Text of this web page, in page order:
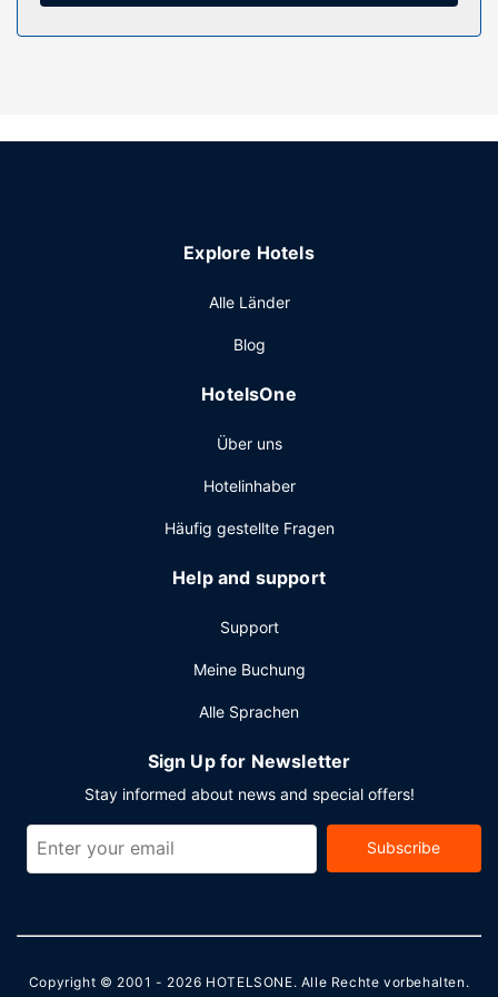
Ausstattung der Anlage
du an der Bar/Lounge stillen. Gegen Gebühr wird täglich
Check-out und kostenlose Zeitungen in der Lobby. Vor Ort
Explore Hotels
Alle Länder
Blog
HotelsOne
Über uns
Hotelinhaber
Häufig gestellte Fragen
Help and support
Support
Meine Buchung
Alle Sprachen
Sign Up for Newsletter
Stay informed about news and special offers!
Subscribe
Copyright © 2001 - 2026 HOTELSONE. Alle Rechte vorbehalten.